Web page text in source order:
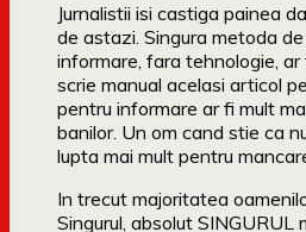
Jurnalistii isi castiga painea
de astazi. Singura metoda
informare, fara tehnologie,
scrie manual acelasi articol
pentru informare ar fi mult
banilor. Un om cand stie ca
lupta mai mult pentru
In trecut majoritatea
Singurul, absolut SINGURUL